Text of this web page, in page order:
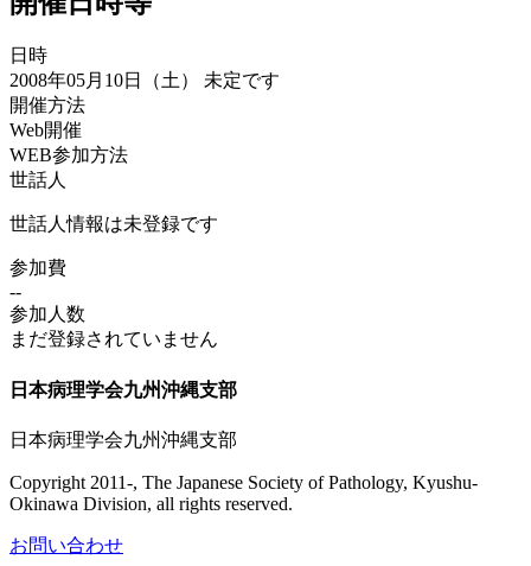
日時
2008年05月10日（土）
未定です
開催方法
Web開催
WEB参加方法
世話人
世話人情報は未登録です
参加費
--
参加人数
まだ登録されていません
日本病理学会九州沖縄支部
日本病理学会九州沖縄支部
Copyright 2011-, The Japanese Society of Pathology, Kyushu-
Okinawa Division, all rights reserved.
お問い合わせ